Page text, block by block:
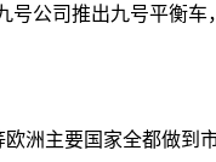
号公司推出九号平衡
洲主要国家全都做到